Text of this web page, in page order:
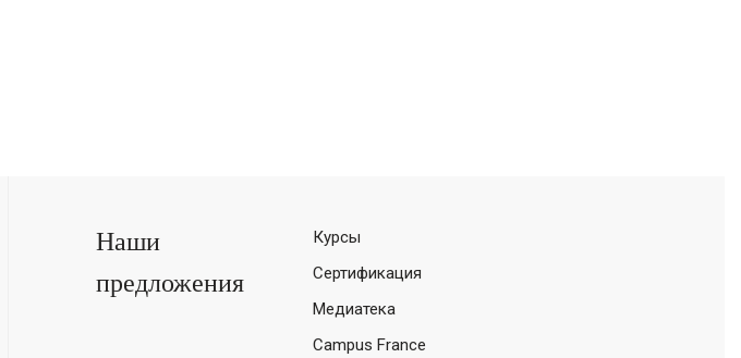
Наши
предложения
Курсы
Сертификация
Медиатека
Campus France